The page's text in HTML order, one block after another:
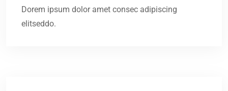
Dorem ipsum dolor amet consec adipiscing
elitseddo.